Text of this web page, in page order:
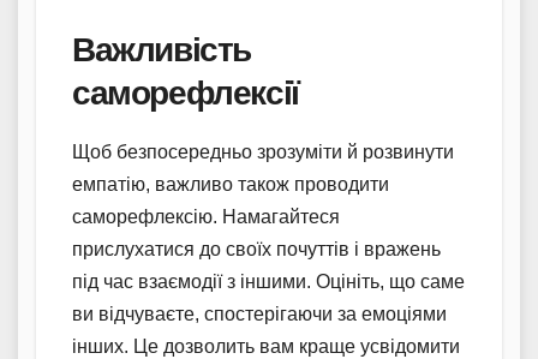
Важливість
саморефлексії
Щоб безпосередньо зрозуміти й розвинути
емпатію, важливо також проводити
саморефлексію. Намагайтеся
прислухатися до своїх почуттів і вражень
під час взаємодії з іншими. Оцініть, що саме
ви відчуваєте, спостерігаючи за емоціями
інших. Це дозволить вам краще усвідомити